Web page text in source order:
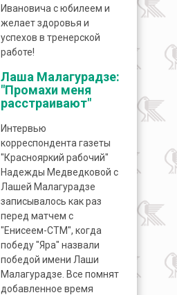
Ивановича с юбилеем и
желает здоровья и
успехов в тренерской
работе!
Лаша Малагурадзе:
"Промахи меня
расстраивают"
Интервью
корреспондента газеты
"Краснояркий рабочий"
Надежды Медведковой с
Лашей Малагурадзе
записывалось как раз
перед матчем с
"Енисеем-СТМ", когда
победу "Яра" назвали
победой имени Лаши
Малагурадзе. Все помнят
добавленное время